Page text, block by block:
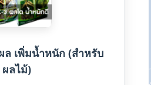
ล เพิ่มน้ำหนัก (สำหรับ
ผลไม้)